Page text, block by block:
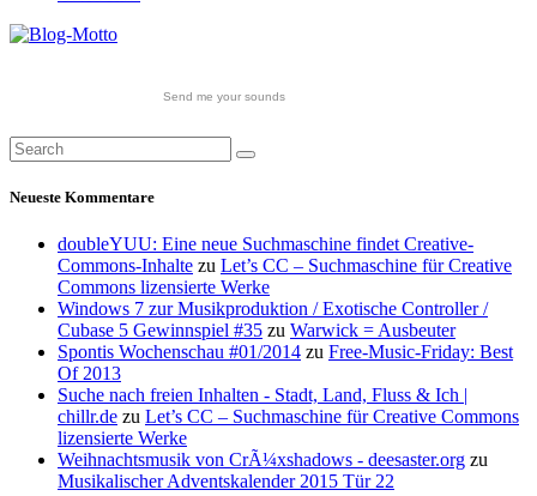
Send me your sounds
Neueste Kommentare
doubleYUU: Eine neue Suchmaschine findet Creative-
Commons-Inhalte zu Let’s CC – Suchmaschine für Creative
Commons lizensierte Werke
Windows 7 zur Musikproduktion / Exotische Controller /
Cubase 5 Gewinnspiel #35 zu Warwick = Ausbeuter
Spontis Wochenschau #01/2014 zu Free-Music-Friday: Best
Of 2013
Suche nach freien Inhalten - Stadt, Land, Fluss & Ich |
chillr.de zu Let’s CC – Suchmaschine für Creative Commons
lizensierte Werke
Weihnachtsmusik von CrÃ¼xshadows - deesaster.org zu
Musikalischer Adventskalender 2015 Tür 22